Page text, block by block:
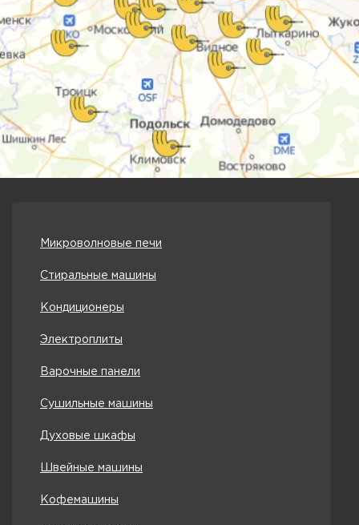
Микроволновые печи
Стиральные машины
Кондиционеры
Электроплиты
Варочные панели
Сушильные машины
Духовые шкафы
Швейные машины
Кофемашины